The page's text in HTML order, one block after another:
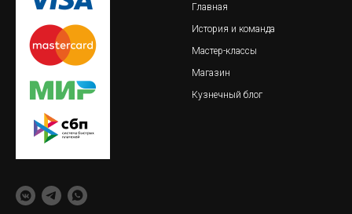
Главная
История и команда
Мастер-классы
Магазин
Кузнечный блог